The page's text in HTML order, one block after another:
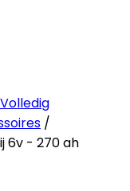
Volledig
/
6v - 270 ah